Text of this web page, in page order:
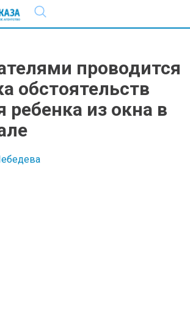
проводится
обстоятельств
ребенка из окна в